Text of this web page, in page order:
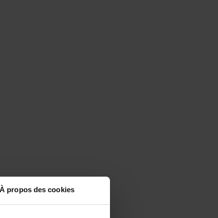
À propos des cookies